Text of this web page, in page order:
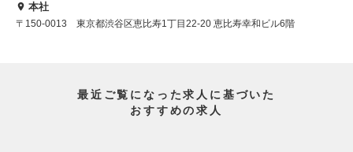
本社
〒150-0013 東京都渋谷区恵比寿1丁目22-20 恵比寿幸和ビル6階
最近ご覧になった求人に基づいた
おすすめの求人